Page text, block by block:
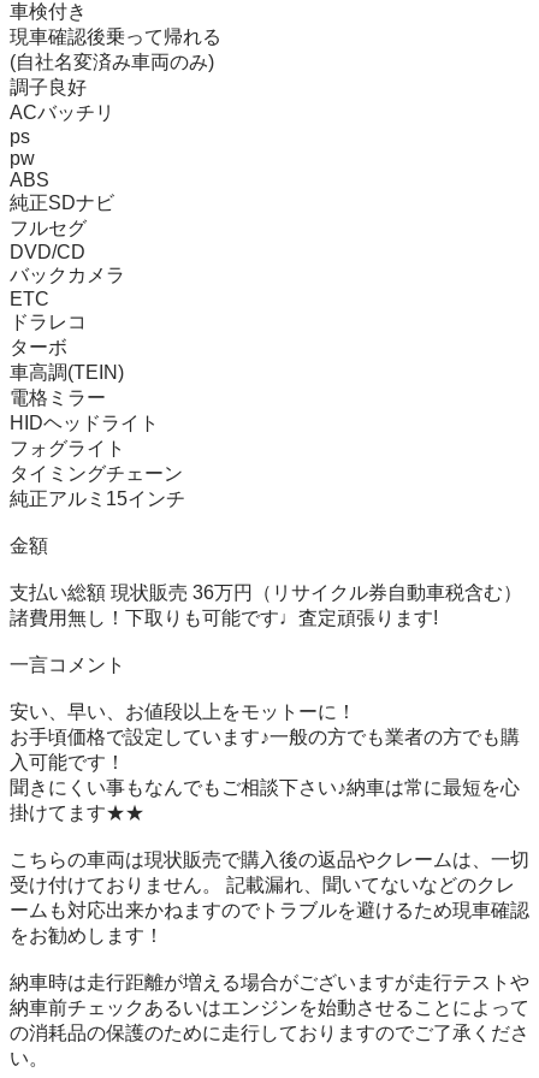
車検付き
現車確認後乗って帰れる
(自社名変済み車両のみ)
調子良好
ACバッチリ
ps
pw
ABS
純正SDナビ
フルセグ
DVD/CD
バックカメラ
ETC
ドラレコ
ターボ
車高調(TEIN)
電格ミラー
HIDヘッドライト
フォグライト
タイミングチェーン
純正アルミ15インチ
金額
支払い総額 現状販売 36万円（リサイクル券自動車税含む）
諸費用無し！下取りも可能です♩査定頑張ります!
一言コメント
安い、早い、お値段以上をモットーに！
お手頃価格で設定しています♪一般の方でも業者の方でも購
入可能です！
聞きにくい事もなんでもご相談下さい♪納車は常に最短を心
掛けてます★★
こちらの車両は現状販売で購入後の返品やクレームは、一切
受け付けておりません。 記載漏れ、聞いてないなどのクレ
ームも対応出来かねますのでトラブルを避けるため現車確認
をお勧めします！
納車時は走行距離が増える場合がございますが走行テストや
納車前チェックあるいはエンジンを始動させることによって
の消耗品の保護のために走行しておりますのでご了承くださ
い。